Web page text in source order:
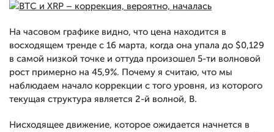
На часовом графике видно, что цена находится в
восходящем тренде с 16 марта, когда она упала до $0,129
в самой низкой точке и оттуда произошел 5-ти волновой
рост примерно на 45,9%. Почему я считаю, что мы
наблюдаем начало коррекции с того уровня, из которого
текущая структура является 2-й волной, B.
Нисходящее движение, которое ожидается начнется в